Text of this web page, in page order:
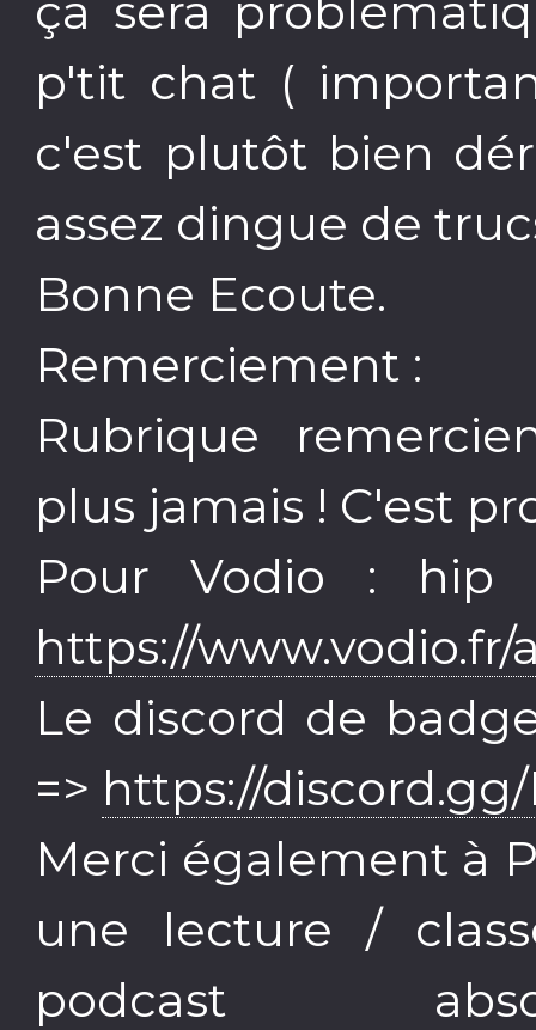
p'tit chat (
c'est plutôt bien
assez dingue de
Bonne Ecoute.
Remerciement :
Rubrique
plus jamais ! C'est
Pour Vodio :
https://www.vodio.fr/
Le discord de
=> https://
Merci également à
une lecture /
podcast